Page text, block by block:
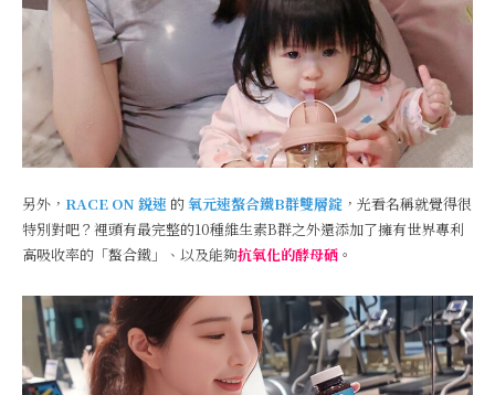
另外， RACE ON 鋭速 的氧元速螯合鐵B群雙層錠 ，光看名稱就覺得很
特別對吧？裡頭有最完整的10種維生素B群之外還添加了擁有世界專利
高吸收率的「螯合鐵」、以及能夠抗氧化的酵母硒 。